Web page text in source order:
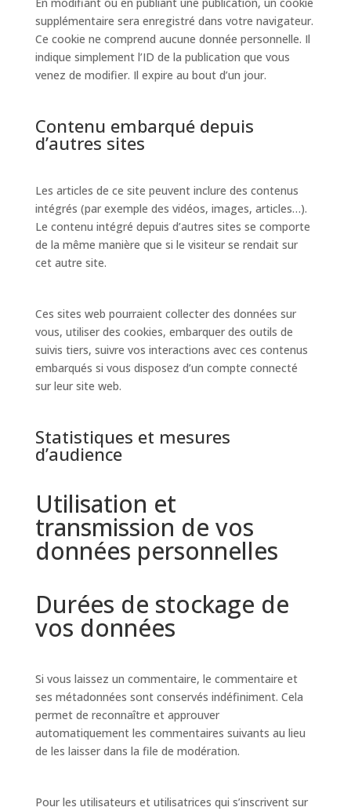
supplémentaire sera enregistré dans votre navigateur.
Ce cookie ne comprend aucune donnée personnelle. Il
indique simplement l’ID de la publication que vous
venez de modifier. Il expire au bout d’un jour.
Contenu embarqué depuis
d’autres sites
Les articles de ce site peuvent inclure des contenus
intégrés (par exemple des vidéos, images, articles…).
Le contenu intégré depuis d’autres sites se comporte
de la même manière que si le visiteur se rendait sur
cet autre site.
Ces sites web pourraient collecter des données sur
vous, utiliser des cookies, embarquer des outils de
suivis tiers, suivre vos interactions avec ces contenus
embarqués si vous disposez d’un compte connecté
sur leur site web.
Statistiques et mesures
d’audience
Utilisation et
transmission de vos
données personnelles
Durées de stockage de
vos données
Si vous laissez un commentaire, le commentaire et
ses métadonnées sont conservés indéfiniment. Cela
permet de reconnaître et approuver
automatiquement les commentaires suivants au lieu
de les laisser dans la file de modération.
Pour les utilisateurs et utilisatrices qui s’inscrivent sur